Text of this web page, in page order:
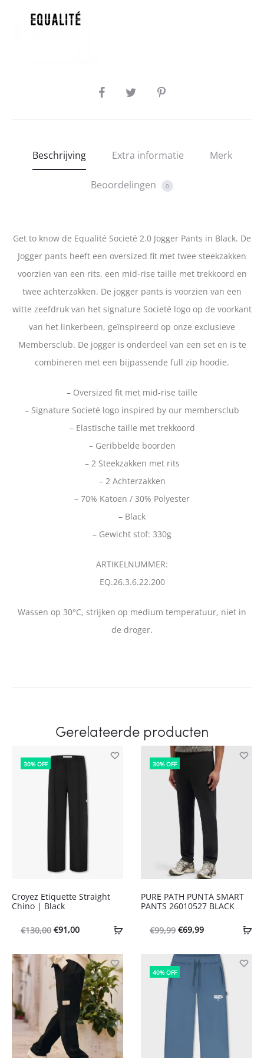
SHARE
Beschrijving Extra informatie Merk
Beoordelingen 0
Get to know de Equalité Societé 2.0 Jogger Pants in Black. De
Jogger pants heeft een oversized fit met twee steekzakken
voorzien van een rits, een mid-rise taille met trekkoord en
twee achterzakken. De jogger pants is voorzien van een
witte zeefdruk van het signature Societé logo op de voorkant
van het linkerbeen, geïnspireerd op onze exclusieve
Membersclub. De jogger is onderdeel van een set en is te
combineren met een bijpassende full zip hoodie.
– Oversized fit met mid-rise taille
– Signature Societé logo inspired by our membersclub
– Elastische taille met trekkoord
– Geribbelde boorden
– 2 Steekzakken met rits
– 2 Achterzakken
– 70% Katoen / 30% Polyester
– Black
– Gewicht stof: 330g
ARTIKELNUMMER:
EQ.26.3.6.22.200
Wassen op 30°C, strijken op medium temperatuur, niet in
de droger.
Gerelateerde producten
30% OFF
Croyez Etiquette Straight
Chino | Black
€130,00 Oorspronkelijke
was:
€130,00.
€91,00Huidige
is:
€91,00.
30% OFF
PURE PATH PUNTA SMART
PANTS 26010527 BLACK
€99,99 Oorspronkelijke
was:
€99,99.
€69,99Huidige
is:
€69,99.
40% OFF